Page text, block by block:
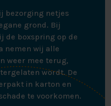
bezorging netjes
grond. Bij
de boxspring op de
nemen wij alle
weer mee terug,
wordt. De
in karton en
te voorkomen.